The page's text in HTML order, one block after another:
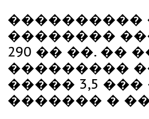
����������
��������
290 �� ��. ��
���������
����� 3,5
������� �